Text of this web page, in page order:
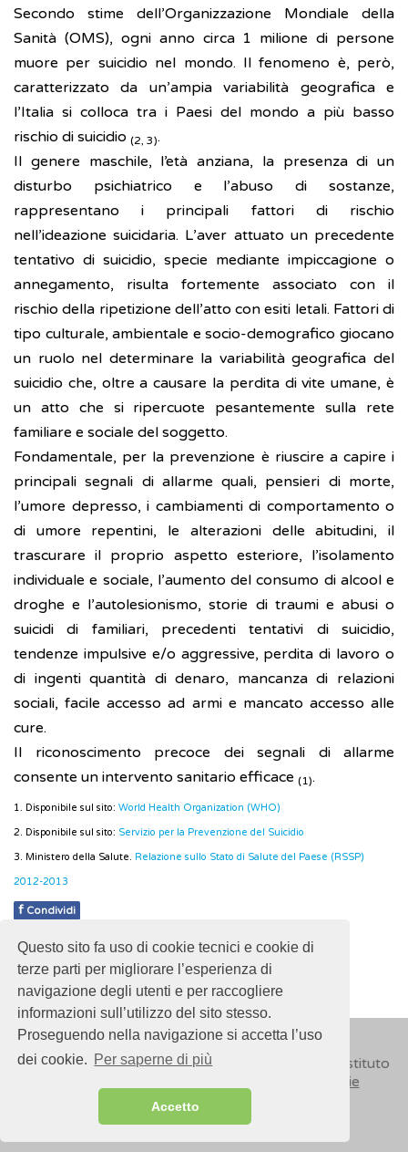
Questo sito fa uso di cookie tecnici e cookie di
terze parti per migliorare l’esperienza di
navigazione degli utenti e per raccogliere
informazioni sull’utilizzo del sito stesso.
Proseguendo nella navigazione si accetta l’uso
dei cookie. Per saperne di più
Accetto
Secondo stime dell’Organizzazione Mondiale della
Sanità (OMS), ogni anno circa 1 milione di persone
muore per suicidio nel mondo. Il fenomeno è, però,
caratterizzato da un’ampia variabilità geografica e
l’Italia si colloca tra i Paesi del mondo a più basso
rischio di suicidio (2, 3).
Il genere maschile, l’età anziana, la presenza di un
disturbo psichiatrico e l’abuso di sostanze,
rappresentano i principali fattori di rischio
nell’ideazione suicidaria. L’aver attuato un precedente
tentativo di suicidio, specie mediante impiccagione o
annegamento, risulta fortemente associato con il
rischio della ripetizione dell’atto con esiti letali. Fattori di
tipo culturale, ambientale e socio-demografico giocano
un ruolo nel determinare la variabilità geografica del
suicidio che, oltre a causare la perdita di vite umane, è
un atto che si ripercuote pesantemente sulla rete
familiare e sociale del soggetto.
Fondamentale, per la prevenzione è riuscire a capire i
principali segnali di allarme quali, pensieri di morte,
l’umore depresso, i cambiamenti di comportamento o
di umore repentini, le alterazioni delle abitudini, il
trascurare il proprio aspetto esteriore, l’isolamento
individuale e sociale, l’aumento del consumo di alcool e
droghe e l’autolesionismo, storie di traumi e abusi o
suicidi di familiari, precedenti tentativi di suicidio,
tendenze impulsive e/o aggressive, perdita di lavoro o
di ingenti quantità di denaro, mancanza di relazioni
sociali, facile accesso ad armi e mancato accesso alle
cure.
Il riconoscimento precoce dei segnali di allarme
consente un intervento sanitario efficace (1).
1. Disponibile sul sito: World Health Organization (WHO)
2. Disponibile sul sito: Servizio per la Prevenzione del Suicidio
3. Ministero della Salute. Relazione sullo Stato di Salute del Paese (RSSP)
2012-2013
f Condividi
Pubblicato: 28 Febbraio 2018
© 2018ISSalute - Sito sviluppato e gestito dall’Istituto
Cookie